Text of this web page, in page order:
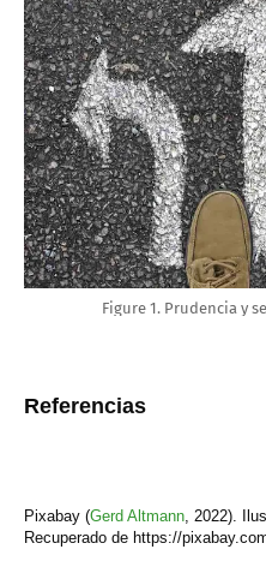
Figure 1. Prudencia y
Referencias
Pixabay (Gerd Altmann 2022).
Recuperado de https://